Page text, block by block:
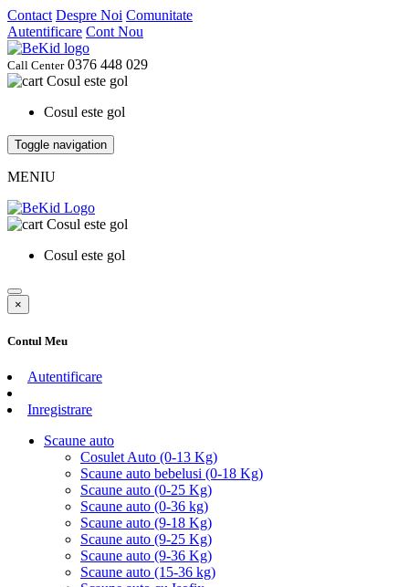
Contact Despre Noi Comunitate
Autentificare Cont Nou
Call Center0376 448 029
Cosul este gol
Cosul este gol
Toggle navigation
MENIU
Cosul este gol
Cosul este gol
×
Contul Meu
Autentificare
Inregistrare
Scaune auto
Cosulet Auto (0-13 Kg)
Scaune auto bebelusi (0-18 Kg)
Scaune auto (0-25 Kg)
Scaune auto (0-36 kg)
Scaune auto (9-18 Kg)
Scaune auto (9-25 Kg)
Scaune auto (9-36 Kg)
Scaune auto (15-36 kg)